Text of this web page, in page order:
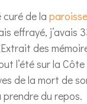
curé de la
effrayé,
des
l’été sur la Côte
de la mort de
prendre du repos.